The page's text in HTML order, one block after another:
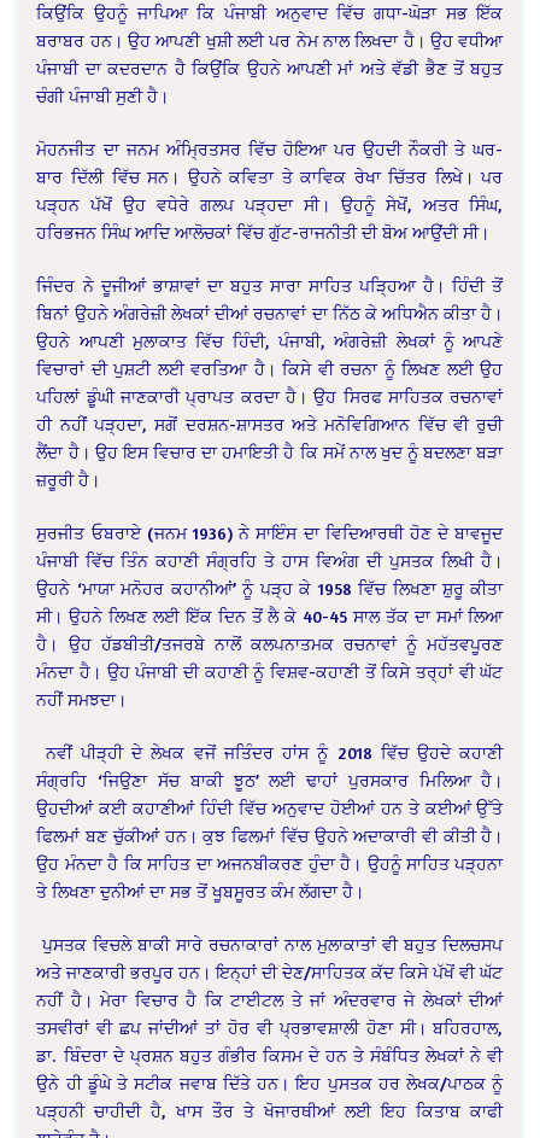
ਕਿਉਂਕਿ ਉਹਨੂੰ ਜਾਪਿਆ ਕਿ ਪੰਜਾਬੀ ਅਨੁਵਾਦ ਵਿੱਚ ਗਧਾ-ਘੋੜਾ ਸਭ ਇੱਕ
ਬਰਾਬਰ ਹਨ। ਉਹ ਆਪਣੀ ਖੁਸ਼ੀ ਲਈ ਪਰ ਨੇਮ ਨਾਲ ਲਿਖਦਾ ਹੈ। ਉਹ ਵਧੀਆ
ਪੰਜਾਬੀ ਦਾ ਕਦਰਦਾਨ ਹੈ ਕਿਉਂਕਿ ਉਹਨੇ ਆਪਣੀ ਮਾਂ ਅਤੇ ਵੱਡੀ ਭੈਣ ਤੋਂ ਬਹੁਤ
ਚੰਗੀ ਪੰਜਾਬੀ ਸੁਣੀ ਹੈ।
ਮੋਹਨਜੀਤ ਦਾ ਜਨਮ ਅੰਮ੍ਰਿਤਸਰ ਵਿੱਚ ਹੋਇਆ ਪਰ ਉਹਦੀ ਨੌਕਰੀ ਤੇ ਘਰ-
ਬਾਰ ਦਿੱਲੀ ਵਿੱਚ ਸਨ। ਉਹਨੇ ਕਵਿਤਾ ਤੇ ਕਾਵਿਕ ਰੇਖਾ ਚਿੱਤਰ ਲਿਖੇ। ਪਰ
ਪੜ੍ਹਨ ਪੱਖੋਂ ਉਹ ਵਧੇਰੇ ਗਲਪ ਪੜ੍ਹਦਾ ਸੀ। ਉਹਨੂੰ ਸੇਖੋਂ, ਅਤਰ ਸਿੰਘ,
ਹਰਿਭਜਨ ਸਿੰਘ ਆਦਿ ਆਲੋਚਕਾਂ ਵਿੱਚ ਗੁੱਟ-ਰਾਜਨੀਤੀ ਦੀ ਬੋਅ ਆਉਂਦੀ ਸੀ।
ਜਿੰਦਰ ਨੇ ਦੂਜੀਆਂ ਭਾਸ਼ਾਵਾਂ ਦਾ ਬਹੁਤ ਸਾਰਾ ਸਾਹਿਤ ਪੜ੍ਹਿਆ ਹੈ। ਹਿੰਦੀ ਤੋਂ
ਬਿਨਾਂ ਉਹਨੇ ਅੰਗਰੇਜ਼ੀ ਲੇਖਕਾਂ ਦੀਆਂ ਰਚਨਾਵਾਂ ਦਾ ਨਿੱਠ ਕੇ ਅਧਿਐਨ ਕੀਤਾ ਹੈ।
ਉਹਨੇ ਆਪਣੀ ਮੁਲਾਕਾਤ ਵਿੱਚ ਹਿੰਦੀ, ਪੰਜਾਬੀ, ਅੰਗਰੇਜ਼ੀ ਲੇਖਕਾਂ ਨੂੰ ਆਪਣੇ
ਵਿਚਾਰਾਂ ਦੀ ਪੁਸ਼ਟੀ ਲਈ ਵਰਤਿਆ ਹੈ। ਕਿਸੇ ਵੀ ਰਚਨਾ ਨੂੰ ਲਿਖਣ ਲਈ ਉਹ
ਪਹਿਲਾਂ ਡੂੰਘੀ ਜਾਣਕਾਰੀ ਪ੍ਰਾਪਤ ਕਰਦਾ ਹੈ। ਉਹ ਸਿਰਫ ਸਾਹਿਤਕ ਰਚਨਾਵਾਂ
ਹੀ ਨਹੀਂ ਪੜ੍ਹਦਾ, ਸਗੋਂ ਦਰਸ਼ਨ-ਸ਼ਾਸਤਰ ਅਤੇ ਮਨੋਵਿਗਿਆਨ ਵਿੱਚ ਵੀ ਰੁਚੀ
ਲੈਂਦਾ ਹੈ। ਉਹ ਇਸ ਵਿਚਾਰ ਦਾ ਹਮਾਇਤੀ ਹੈ ਕਿ ਸਮੇਂ ਨਾਲ ਖੁਦ ਨੂੰ ਬਦਲਣਾ ਬੜਾ
ਜ਼ਰੂਰੀ ਹੈ।
ਸੁਰਜੀਤ ਓਬਰਾਏ (ਜਨਮ 1936) ਨੇ ਸਾਇੰਸ ਦਾ ਵਿਦਿਆਰਥੀ ਹੋਣ ਦੇ ਬਾਵਜੂਦ
ਪੰਜਾਬੀ ਵਿੱਚ ਤਿੰਨ ਕਹਾਣੀ ਸੰਗ੍ਰਹਿ ਤੇ ਹਾਸ ਵਿਅੰਗ ਦੀ ਪੁਸਤਕ ਲਿਖੀ ਹੈ।
ਉਹਨੇ ‘ਮਾਯਾ ਮਨੋਹਰ ਕਹਾਨੀਆਂ’ ਨੂੰ ਪੜ੍ਹ ਕੇ 1958 ਵਿੱਚ ਲਿਖਣਾ ਸ਼ੁਰੂ ਕੀਤਾ
ਸੀ। ਉਹਨੇ ਲਿਖਣ ਲਈ ਇੱਕ ਦਿਨ ਤੋਂ ਲੈ ਕੇ 40-45 ਸਾਲ ਤੱਕ ਦਾ ਸਮਾਂ ਲਿਆ
ਹੈ। ਉਹ ਹੱਡਬੀਤੀ/ਤਜਰਬੇ ਨਾਲੋਂ ਕਲਪਨਾਤਮਕ ਰਚਨਾਵਾਂ ਨੂੰ ਮਹੱਤਵਪੂਰਣ
ਮੰਨਦਾ ਹੈ। ਉਹ ਪੰਜਾਬੀ ਦੀ ਕਹਾਣੀ ਨੂੰ ਵਿਸ਼ਵ-ਕਹਾਣੀ ਤੋਂ ਕਿਸੇ ਤਰ੍ਹਾਂ ਵੀ ਘੱਟ
ਨਹੀਂ ਸਮਝਦਾ।
ਨਵੀਂ ਪੀੜ੍ਹੀ ਦੇ ਲੇਖਕ ਵਜੋਂ ਜਤਿੰਦਰ ਹਾਂਸ ਨੂੰ 2018 ਵਿੱਚ ਉਹਦੇ ਕਹਾਣੀ
ਸੰਗ੍ਰਹਿ ‘ਜਿਉਣਾ ਸੱਚ ਬਾਕੀ ਝੂਠ’ ਲਈ ਢਾਹਾਂ ਪੁਰਸਕਾਰ ਮਿਲਿਆ ਹੈ।
ਉਹਦੀਆਂ ਕਈ ਕਹਾਣੀਆਂ ਹਿੰਦੀ ਵਿੱਚ ਅਨੁਵਾਦ ਹੋਈਆਂ ਹਨ ਤੇ ਕਈਆਂ ਉੱਤੇ
ਫਿਲਮਾਂ ਬਣ ਚੁੱਕੀਆਂ ਹਨ। ਕੁਝ ਫਿਲਮਾਂ ਵਿੱਚ ਉਹਨੇ ਅਦਾਕਾਰੀ ਵੀ ਕੀਤੀ ਹੈ।
ਉਹ ਮੰਨਦਾ ਹੈ ਕਿ ਸਾਹਿਤ ਦਾ ਅਜਨਬੀਕਰਣ ਹੁੰਦਾ ਹੈ। ਉਹਨੂੰ ਸਾਹਿਤ ਪੜ੍ਹਨਾ
ਤੇ ਲਿਖਣਾ ਦੁਨੀਆਂ ਦਾ ਸਭ ਤੋਂ ਖੂਬਸੂਰਤ ਕੰਮ ਲੱਗਦਾ ਹੈ।
ਪੁਸਤਕ ਵਿਚਲੇ ਬਾਕੀ ਸਾਰੇ ਰਚਨਾਕਾਰਾਂ ਨਾਲ ਮੁਲਾਕਾਤਾਂ ਵੀ ਬਹੁਤ ਦਿਲਚਸਪ
ਅਤੇ ਜਾਣਕਾਰੀ ਭਰਪੂਰ ਹਨ। ਇਨ੍ਹਾਂ ਦੀ ਦੇਣ/ਸਾਹਿਤਕ ਕੱਦ ਕਿਸੇ ਪੱਖੋਂ ਵੀ ਘੱਟ
ਨਹੀਂ ਹੈ। ਮੇਰਾ ਵਿਚਾਰ ਹੈ ਕਿ ਟਾਈਟਲ ਤੇ ਜਾਂ ਅੰਦਰਵਾਰ ਜੇ ਲੇਖਕਾਂ ਦੀਆਂ
ਤਸਵੀਰਾਂ ਵੀ ਛਪ ਜਾਂਦੀਆਂ ਤਾਂ ਹੋਰ ਵੀ ਪ੍ਰਭਾਵਸ਼ਾਲੀ ਹੋਣਾ ਸੀ। ਬਹਿਰਹਾਲ,
ਡਾ. ਬਿੰਦਰਾ ਦੇ ਪ੍ਰਸ਼ਨ ਬਹੁਤ ਗੰਭੀਰ ਕਿਸਮ ਦੇ ਹਨ ਤੇ ਸੰਬੰਧਿਤ ਲੇਖਕਾਂ ਨੇ ਵੀ
ਉਨੇ ਹੀ ਡੂੰਘੇ ਤੇ ਸਟੀਕ ਜਵਾਬ ਦਿੱਤੇ ਹਨ। ਇਹ ਪੁਸਤਕ ਹਰ ਲੇਖਕ/ਪਾਠਕ ਨੂੰ
ਪੜ੍ਹਨੀ ਚਾਹੀਦੀ ਹੈ, ਖਾਸ ਤੌਰ ਤੇ ਖੋਜਾਰਥੀਆਂ ਲਈ ਇਹ ਕਿਤਾਬ ਕਾਫੀ